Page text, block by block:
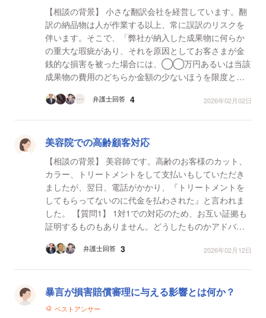
【相談の背景】 小さな翻訳会社を経営しています。翻
訳の納品物は人が作業する以上、常に誤訳のリスクを
伴います。そこで、「弊社が納入した成果物に何らか
の重大な瑕疵があり、それを原因としてお客さまが金
銭的な損害を被った場合には、◯◯万円あるいは当該
成果物の費用のどちらか金額の少ないほうを限度とし
アントにサ...弁護士回答 4 2026年02月02日
美容院での高齢顧客対応
【相談の背景】 美容師です。高齢のお客様のカット、
カラー、トリートメントをして支払いもしていただき
ましたが、翌日、電話がかかり、『トリートメントを
してもらってないのに代金を払わされた』と言われま
した。 【質問1】 1対1での対応のため、お互い証拠も
証明するものもありません。どうしたものかアドバイ
弁護士回答 3 2026年02月12日
暴言が損害賠償審理に与える影響とは何か？
ベストアンサー